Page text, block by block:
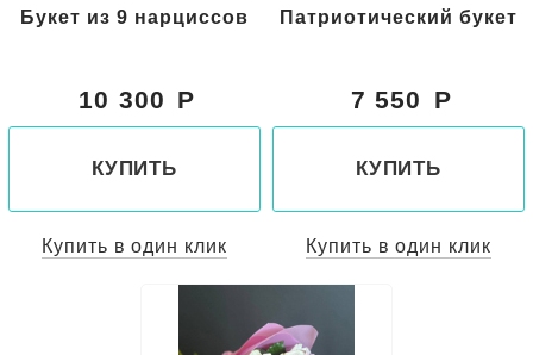
Букет из 9 нарциссов
10 300
КУПИТЬ
Купить в один клик
Патриотический букет
7 550
КУПИТЬ
Купить в один клик